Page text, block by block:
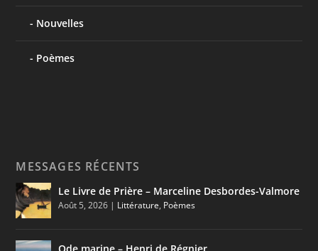
Nouvelles
Poèmes
MESSAGES RÉCENTS
Le Livre de Prière – Marceline Desbordes-Valmore
Août 5, 2026 | Littérature, Poèmes